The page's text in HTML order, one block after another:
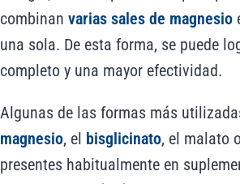
combinan varias sales de magnesio
una sola. De esta forma, se puede
completo y una mayor efectividad.
Algunas de las formas más
magnesio, el bisglicinato, el malato
presentes habitualmente en